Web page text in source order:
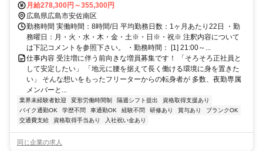
月給278,300円～355,300円
広島県広島市安佐南区
勤務時間 実働時間：8時間/日 平均勤務日数：1ヶ月あたり22日 ・勤
務曜日：月・火・水・木・金・土※・日※・祝※ 注釈内容について
は下記コメントを参照下さい。 ・勤務時間： [1] 21:00～...
仕事内容 受注増に伴う前向きな増員募集です！ 「そろそろ正社員と
して安定したい」 「地元に腰を据えて長く働ける環境に身を置きた
い」 そんな想いをもったフリーターからの転身者が 多数、夜勤専属
メンバーと...
業界未経験者歓迎 変形労働時間制 隔週シフト提出
資格取得支援あり
バイク通勤OK
学歴不問 車通勤OK 経験不問 研修あり 賞与あり
ブランクOK
交通費支給
資格取得手当あり 入社祝い金あり
同じ企業の求人